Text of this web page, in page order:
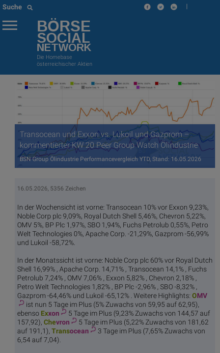
Suche |
BÖRSE
SOCIAL
NETWORK
Die Homebase
österreichischer Aktien
Transocean und Exxon vs. Lukoil und Gazprom –
kommentierter KW 20 Peer Group Watch Ölindustrie
BSN Group Ölindustrie Performancevergleich YTD, Stand: 16.05.2026
16.05.2026, 5356 Zeichen
In der Wochensicht ist vorne: Transocean 10% vor Exxon 9,23%,
Noble Corp plc 9,09%, Royal Dutch Shell 5,46%, Chevron 5,22%,
OMV 5%, BP Plc 1,97%, SBO 1,94%, Fuchs Petrolub 0,55%, Petro
Welt Technologies 0%, Apache Corp. -21,29%, Gazprom -56,99%
und Lukoil -58,72%.
In der Monatssicht ist vorne: Noble Corp plc 60% vor Royal Dutch
Shell 16,99% , Apache Corp. 14,71% , Transocean 14,1% , Fuchs
Petrolub 7,24% , OMV 7,06% , Exxon 5,82% , Chevron 2,18% ,
Petro Welt Technologies 1,82% , BP Plc -2,96% , SBO -8,32% ,
Gazprom -64,46% und Lukoil -65,12% . Weitere Highlights: OMV
ist nun 5 Tage im Plus (5% Zuwachs von 59,95 auf 62,95),
ebenso Exxon
5 Tage im Plus (9,23% Zuwachs von 144,57 auf
157,92), Chevron
5 Tage im Plus (5,22% Zuwachs von 181,62
auf 191,1), Transocean
3 Tage im Plus (7,65% Zuwachs von
6,54 auf 7,04).